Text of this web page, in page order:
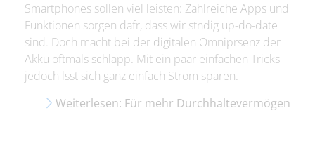
Smartphones sollen viel leisten: Zahlreiche Apps und
Funktionen sorgen dafr, dass wir stndig up-do-date
sind. Doch macht bei der digitalen Omniprsenz der
Akku oftmals schlapp. Mit ein paar einfachen Tricks
jedoch lsst sich ganz einfach Strom sparen.
Weiterlesen: Für mehr Durchhaltevermögen